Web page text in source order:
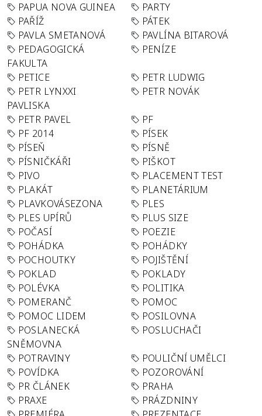
PAPUA NOVA GUINEA
PARTY
PAŘÍŽ
PÁTEK
PAVLA SMETANOVÁ
PAVLÍNA BITAROVÁ
PEDAGOGICKÁ
FAKULTA
PENÍZE
PETICE
PETR LUDWIG
PETR LYNXXI
PAVLISKA
PETR NOVÁK
PETR PAVEL
PF
PF 2014
PÍSEK
PÍSEŇ
PÍSNĚ
PÍSNIČKÁŘI
PIŠKOT
PIVO
PLACEMENT TEST
PLAKÁT
PLANETÁRIUM
PLAVKOVÁSEZONA
PLES
PLES UPÍRŮ
PLUS SIZE
POČASÍ
POEZIE
POHÁDKA
POHÁDKY
POCHOUTKY
POJIŠTĚNÍ
POKLAD
POKLADY
POLÉVKA
POLITIKA
POMERANČ
POMOC
POMOC LIDEM
POSILOVNA
POSLANECKÁ
SNĚMOVNA
POSLUCHAČI
POTRAVINY
POULIČNÍ UMĚLCI
POVÍDKA
POZOROVÁNÍ
PR ČLÁNEK
PRAHA
PRAXE
PRÁZDNINY